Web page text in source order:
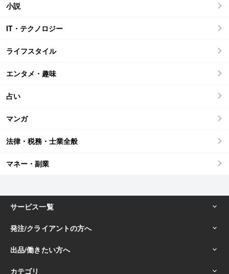
小説
IT・テクノロジー
ライフスタイル
エンタメ・趣味
占い
マンガ
法律・税務・士業全般
マネー・副業